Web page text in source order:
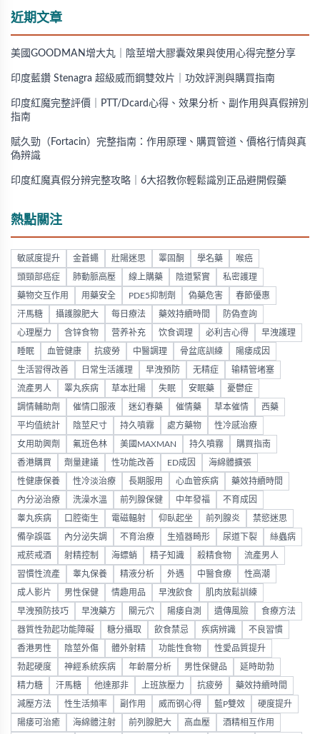
近期文章
美國GOODMAN增大丸｜陰莖增大膠囊效果與使用心得完整分享
印度藍鑽 Stenagra 超級威而鋼雙效片｜功效評測與購買指南
印度紅魔完整評價｜PTT/Dcard心得、效果分析、副作用與真假辨別
指南
賦久勁（Fortacin）完整指南：作用原理、購買管道、價格行情與真
偽辨識
印度紅魔真假分辨完整攻略｜6大招教你輕鬆識別正品避開假藥
熱點關注
敏感度提升 金蒼蠅 壯陽迷思 睪固酮 學名藥 喉癌
頭頸部癌症 肺動脈高壓 線上購藥 陰道緊實 私密護理
藥物交互作用 用藥安全 PDE5抑制劑 偽藥危害 春節優惠
汗馬糖 攝護腺肥大 每日療法 藥效持續時間 防偽查詢
心理壓力 含锌食物 营养补充 饮食调理 必利吉心得 早洩護理
睡眠 血管健康 抗疲勞 中醫調理 骨盆底訓練 陽痿成因
生活習得改善 日常生活護理 早洩預防 无精症 输精管堵塞
流產男人 睪丸疾病 草本壯陽 失眠 安眠藥 憂鬱症
調情輔助劑 催情口服液 迷幻春藥 催情藥 草本催情 西藥
平均值統計 陰莖尺寸 持久噴霧 處方藥物 性冷感治療
女用助興劑 氟班色林 美國MAXMAN 持久噴霧 購買指南
香港購買 劑量建議 性功能改善 ED成因 海綿體擴張
性健康保養 性冷淡治療 長期服用 心血管疾病 藥效持續時間
內分泌治療 洗澡水溫 前列腺保健 中年發福 不育成因
睾丸疾病 口腔衛生 電磁輻射 仰臥起坐 前列腺炎 禁慾迷思
備孕誤區 內分泌失調 不育治療 生殖器畸形 尿道下裂 絲蟲病
戒菸戒酒 射精控制 海螵蛸 精子知識 殺精食物 流產男人
習慣性流產 睾丸保養 精液分析 外遇 中醫食療 性高潮
成人影片 男性保健 情趣用品 早洩飲食 肌肉放鬆訓練
早洩預防技巧 早洩藥方 關元穴 陽痿自測 遺傳風險 食療方法
器質性勃起功能障礙 糖分攝取 飲食禁忌 疾病辨識 不良習慣
香港男性 陰莖外傷 體外射精 功能性食物 性愛品質提升
勃起硬度 神經系統疾病 年齡層分析 男性保健品 延時助勃
精力糖 汗馬糖 他達那非 上班族壓力 抗疲勞 藥效持續時間
減壓方法 性生活頻率 副作用 威而钢心得 藍P雙效 硬度提升
陽痿可治癒 海綿體注射 前列腺肥大 高血壓 酒精相互作用